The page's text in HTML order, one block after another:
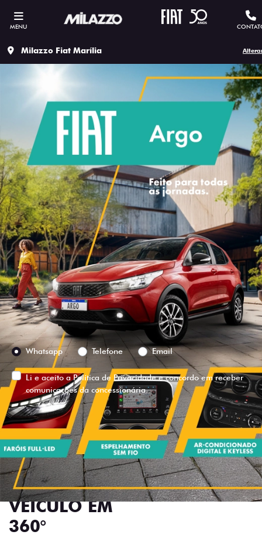
MENU
Milazzo Fiat Marília
ESTOU INTERESSADO
Versão escolhida
Preferência de contato:
Whatsapp
Telefone Email
Li e aceito aPolítica de Privacidadee concordo em receber
comunicações da concessionária.
ENTRAR EM CONTATO
VISUALIZE O
VEÍCULO EM
360°